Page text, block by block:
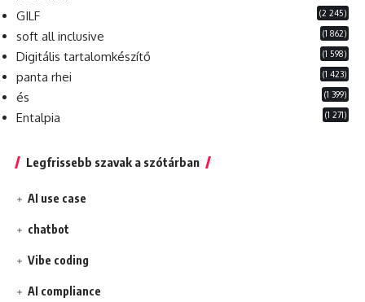
GILF (2 245)
soft all inclusive (1 862)
Digitális tartalomkészítő (1 598)
panta rhei (1 423)
és (1 399)
Entalpia (1 271)
Legfrissebb szavak a szótárban
AI use case
chatbot
Vibe coding
AI compliance